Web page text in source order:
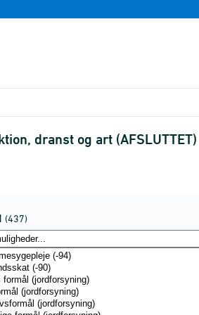
dranst og art (AFSLUTTET)
(437)